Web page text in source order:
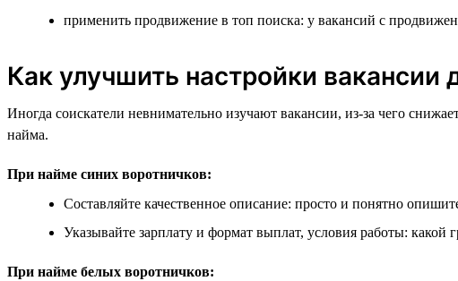
применить продвижение в топ поиска: у вакансий с
Как улучшить настройки
Иногда соискатели невнимательно изучают вакансии, из-за чего
найма.
При найме синих воротничков:
Составляйте качественное описание: просто и понятно
Указывайте зарплату и формат выплат, условия работы: какой
При найме белых воротничков: